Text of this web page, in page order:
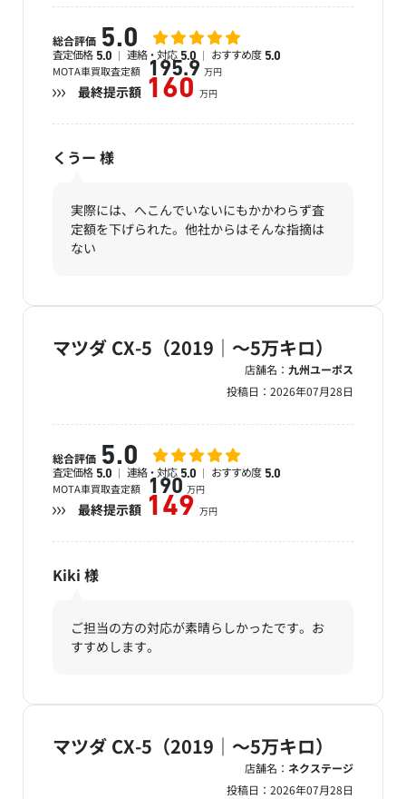
総合評価 5.0
査定価格 5.0 連絡・対応 5.0 おすすめ度 5.0
MOTA車買取査定額 195.9 万円
最終提示額 160 万円
くうー 様
実際には、へこんでいないにもかかわらず査
定額を下げられた。他社からはそんな指摘は
ない
マツダ CX-5（2019｜～5万キロ）
店舗名： 九州ユーポス
投稿日： 2026年07月28日
総合評価 5.0
査定価格 5.0 連絡・対応 5.0 おすすめ度 5.0
MOTA車買取査定額 190 万円
最終提示額 149 万円
Kiki 様
ご担当の方の対応が素晴らしかったです。お
すすめします。
マツダ CX-5（2019｜～5万キロ）
店舗名： ネクステージ
投稿日： 2026年07月28日